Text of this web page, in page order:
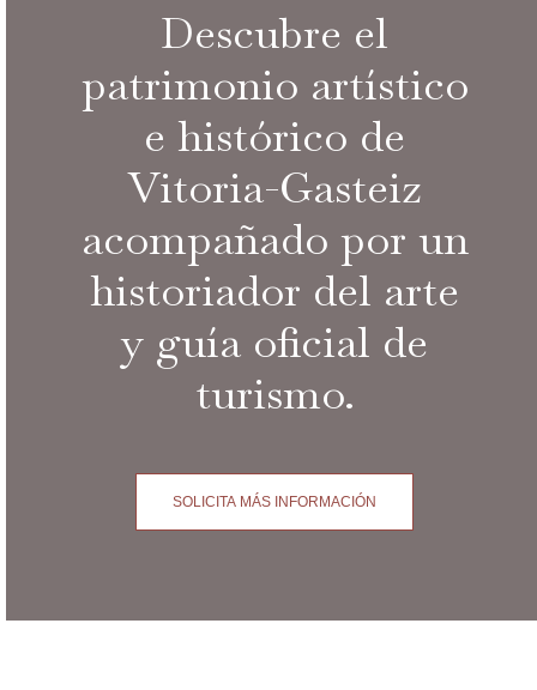
Descubre el
patrimonio artístico
e histórico de
Vitoria-Gasteiz
acompañado por un
historiador del arte
y guía oficial de
turismo.
SOLICITA MÁS INFORMACIÓN